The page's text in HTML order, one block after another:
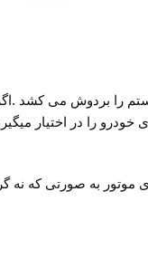
را بردوش می کشد .اگر
را در اختیار
موتور به صورتی که نه